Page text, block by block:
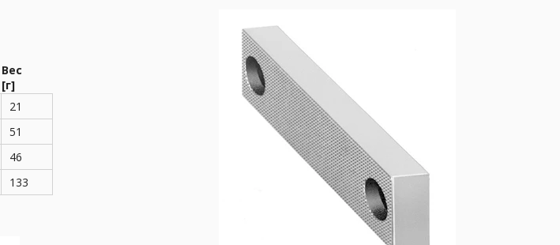
Вес
[г]
21
51
46
133